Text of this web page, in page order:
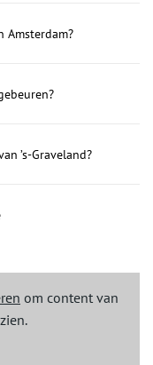
Amsterdam?
’s-Graveland?
om content van